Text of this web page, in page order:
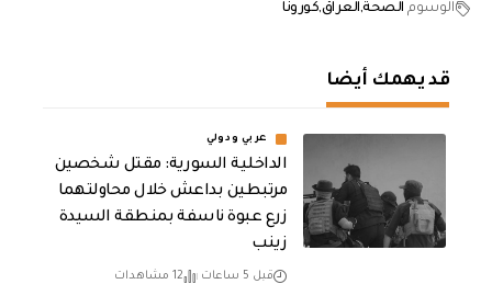
الوسوم الصحة العراقكورونا
قد يهمك أيضا
عربي ودولي
الداخلية السورية: مقتل شخصين
مرتبطين بداعش خلال محاولتهما
زرع عبوة ناسفة بمنطقة السيدة
زينب
قبل 5 ساعات 12 مشاهدات